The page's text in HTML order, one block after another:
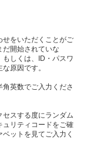
せをいただくことがご
だ開始されていな
もしくは、ID・パスワ
原因です。
英数でご入力くださ
スする度にランダム
ュリティコードをご確
ットを見てご入力く